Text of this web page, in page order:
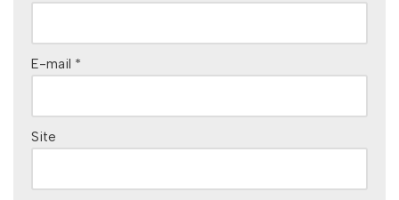
E-mail *
Site